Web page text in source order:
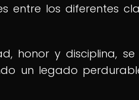
entre los diferentes
honor y disciplina,
un legado